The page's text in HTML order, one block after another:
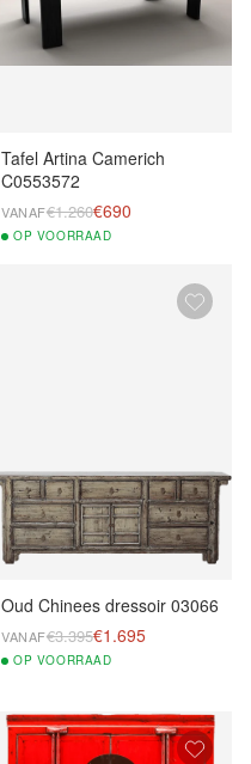
Tafel Artina Camerich
C0553572
VANAF€1.260€690
OP VOORRAAD
Oud Chinees dressoir 03066
VANAF€3.395€1.695
OP VOORRAAD